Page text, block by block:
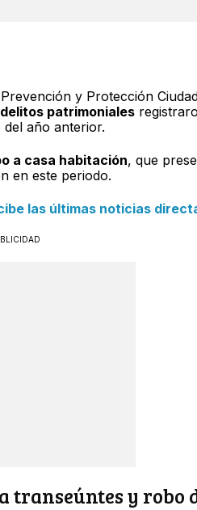
y Protección
delitos patrimoniales
año anterior.
a casa habitación, que
en este periodo.
las últimas noticias
transeúntes y robo